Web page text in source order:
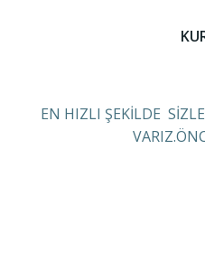
EN HIZLI ŞEKİLDE